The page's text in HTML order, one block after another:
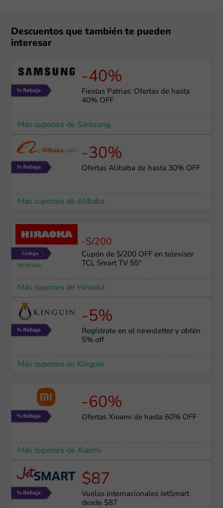
Descuentos que también te pueden
interesar
-40%
Fiestas Patrias: Ofertas de hasta
40% OFF
Más cupones de Samsung
-30%
Ofertas Alibaba de hasta 30% OFF
Más cupones de Alibaba
-S/200
Cupón de S/200 OFF en televisor
TCL Smart TV 55"
Más cupones de Hiraoka
-5%
Regístrate en el newsletter y obtén
5% off
Más cupones de Kinguin
-60%
Ofertas Xioami de hasta 60% OFF
Más cupones de Xiaomi
$87
Vuelos internacionales JetSmart
desde $87